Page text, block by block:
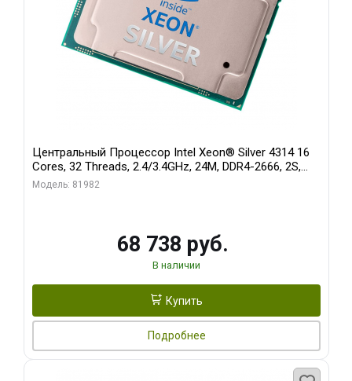
Центральный Процессор Intel Xeon® Silver 4314 16
Cores, 32 Threads, 2.4/3.4GHz, 24M, DDR4-2666, 2S,
135W
Модель: 81982
68 738 руб.
В наличии
Купить
Подробнее